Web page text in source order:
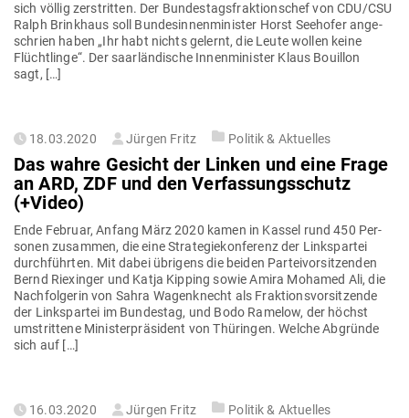
sich völlig zer­stritten. Der Bun­des­tags­frak­ti­onschef von CDU/CSU
Ralph Brinkhaus soll Bun­des­in­nen­mi­nister Horst See­hofer ange­
schrien haben „Ihr habt nichts gelernt, die Leute wollen keine
Flücht­linge“. Der saar­län­dische Innen­mi­nister Klaus Bouillon
sagt, […]
Gepostet
18.03.2020 Jürgen Fritz Politik & Aktuelles
Das wahre Gesicht der Linken und eine Frage
an ARD, ZDF und den Ver­fas­sungs­schutz
(+Video)
Ende Februar, Anfang März 2020 kamen in Kassel rund 450 Per­
sonen zusammen, die eine Stra­te­gie­kon­ferenz der Links­partei
durch­führten. Mit dabei übrigens die beiden Par­tei­vor­sit­zenden
Bernd Riex­inger und Katja Kipping sowie Amira Mohamed Ali, die
Nach­fol­gerin von Sahra Wagen­knecht als Frak­ti­ons­vor­sit­zende
der Links­partei im Bun­destag, und Bodo Ramelow, der höchst
umstrittene Minis­ter­prä­sident von Thü­ringen. Welche Abgründe
sich auf […]
Gepostet
16.03.2020 Jürgen Fritz Politik & Aktuelles